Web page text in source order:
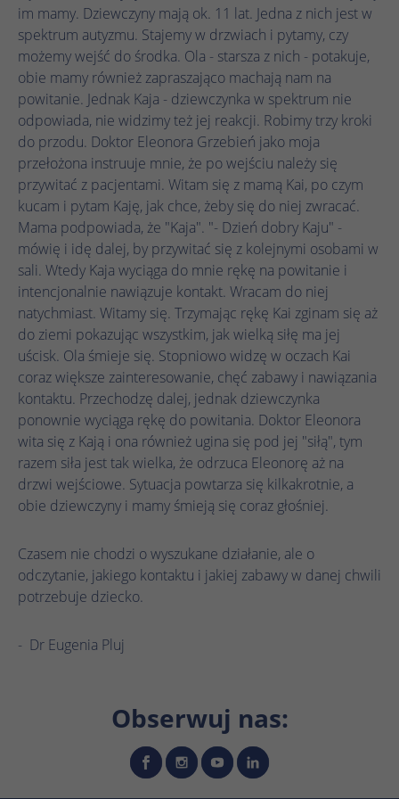
im mamy. Dziewczyny mają ok. 11 lat. Jedna z nich jest w
spektrum autyzmu. Stajemy w drzwiach i pytamy, czy
możemy wejść do środka. Ola - starsza z nich - potakuje,
obie mamy również zapraszająco machają nam na
powitanie. Jednak Kaja - dziewczynka w spektrum nie
odpowiada, nie widzimy też jej reakcji. Robimy trzy kroki
do przodu. Doktor Eleonora Grzebień jako moja
przełożona instruuje mnie, że po wejściu należy się
przywitać z pacjentami. Witam się z mamą Kai, po czym
kucam i pytam Kaję, jak chce, żeby się do niej zwracać.
Mama podpowiada, że "Kaja". "- Dzień dobry Kaju" -
mówię i idę dalej, by przywitać się z kolejnymi osobami w
sali. Wtedy Kaja wyciąga do mnie rękę na powitanie i
intencjonalnie nawiązuje kontakt. Wracam do niej
natychmiast. Witamy się. Trzymając rękę Kai zginam się aż
do ziemi pokazując wszystkim, jak wielką siłę ma jej
uścisk. Ola śmieje się. Stopniowo widzę w oczach Kai
coraz większe zainteresowanie, chęć zabawy i nawiązania
kontaktu. Przechodzę dalej, jednak dziewczynka
ponownie wyciąga rękę do powitania. Doktor Eleonora
wita się z Kają i ona również ugina się pod jej "siłą", tym
razem siła jest tak wielka, że odrzuca Eleonorę aż na
drzwi wejściowe. Sytuacja powtarza się kilkakrotnie, a
obie dziewczyny i mamy śmieją się coraz głośniej.
Czasem nie chodzi o wyszukane działanie, ale o
odczytanie, jakiego kontaktu i jakiej zabawy w danej chwili
potrzebuje dziecko.
- Dr Eugenia Pluj
Obserwuj nas:
Nazwa cookie_optin
Dostawca TYPO3
Czas
trwania
1 rok
Zamiar
Ten plik cookie służy do zapisywania
ustawień plików cookie dla tej witryny
internetowej.
Nazwa SgCookieOptin.lastPreferences
Dostawca TYPO3
Czas
trwania
1 rok
Zamiar
Ta wartość zapisuje Twoje ustawienia
zgody. Obejmuje to między innymi losowo
wygenerowany identyfikator służący do
historycznego przechowywania
wprowadzonych ustawień, jeśli operator
strony internetowej tak to skonfigurował.
Wyświetl informacje o plikach cookie
Analityka
Nazwa _ga
Dostawca Google Analytics
Czas
trwania
1 rok 1 miesiąc 4 dni
Zamiar
Plik cookie _ga, instalowany przez Google
Analytics, oblicza dane dotyczące
odwiedzających, sesji i kampanii, a także
śledzi wykorzystanie witryny na potrzeby
raportu analitycznego witryny. Plik cookie
przechowuje informacje anonimowo i
przypisuje losowo wygenerowany numer w
celu rozpoznania unikalnych gości.
Nazwa _ga_.*
Dostawca Google Analytics
trwania
1 rok 1 miesiąc 4 dni
Zamiar
Google Analytics ustawia ten plik cookie do
Microsoft Clarity
1 rok
Wyświetl informacje o plikach cookie
Marketing
Nazwa _fbp
Dostawca Meta Pixel
Czas
trwania
3 miesiące
Zamiar
Facebook ustawia ten plik cookie w celu
przechowywania i śledzenia interakcji.
Nazwa _gcl_au
Dostawca Google Ads
Czas
3 miesiące
Zamiar
Google Tag Manager ustawia ten plik
cookie w celu eksperymentowania z
efektywnością reklam witryn internetowych
Google DoubleClick
13 miesięcy
Wyświetl informacje o plikach cookie